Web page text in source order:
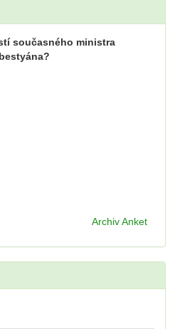
současného ministra
Archiv Anket